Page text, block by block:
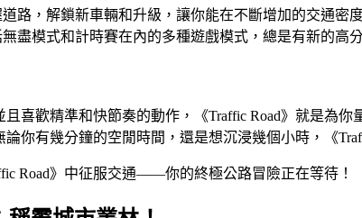
路，解鎖新車輛和升級，讓你能在不斷增加的交通密
盡模式和計時賽在內的多種遊戲模式，總是有新的高
喜歡精準和快節奏的動作，《Traffic Road》就是為
你有幾分鐘的空閒時間，還是想沉浸幾個小時，《
Road》中征服交通——你的終極公路冒險正在等待！